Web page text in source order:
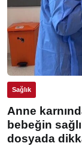
Sağlık
Anne
bebeğin
dosyada